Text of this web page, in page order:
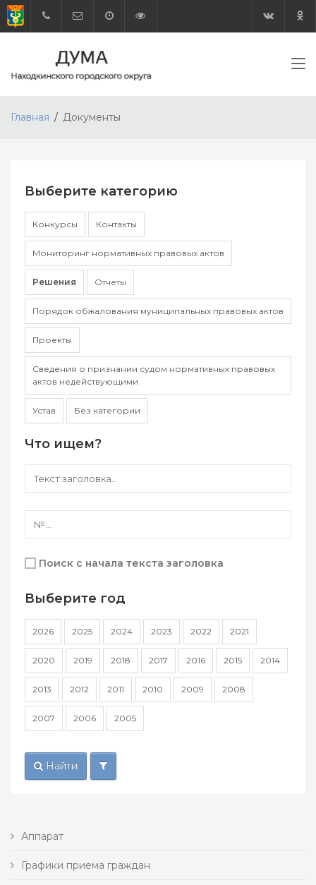
Главная Документы
Выберите категорию
Конкурсы Контакты
Мониторинг нормативных правовых актов
Решения Отчеты
Порядок обжалования муниципальных правовых актов
Проекты
Сведения о признании судом нормативных правовых
актов недействующими
Устав Без категории
Что ищем?
Поиск с начала текста заголовка
Выберите год
2026 2025 2024 2023 2022 2021
2020 2019 2018 2017 2016 2015 2014
2013 2012 2011 2010 2009 2008
2007 2006 2005
Найти
Аппарат
Графики приема граждан